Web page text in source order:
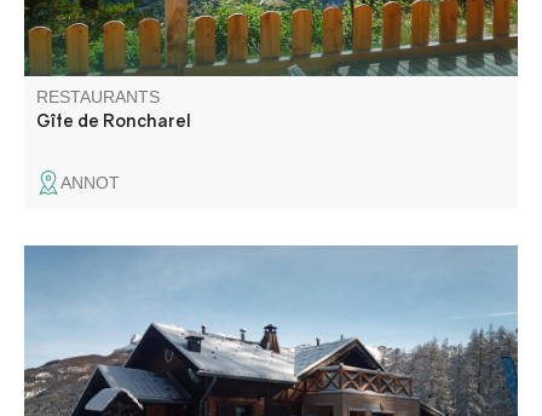
RESTAURANTS
Gîte de Roncharel
ANNOT
d'Allos, ambiance conviviale garantie ! Cuisine de saison
faite maison.